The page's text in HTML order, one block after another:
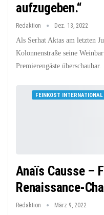
aufzugeben.“
Redaktion Dez. 13, 2022
Als Serhat Aktas am letzten
Kolonnenstraße seine
Premierengäste überschaubar.
FEINKOST INTERNATIONAL
Anaïs Causse –
Renaissance-
Redaktion März 9, 2022